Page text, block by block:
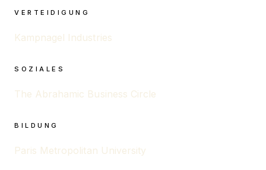
VERTEIDIGUNG
Kampnagel Industries
SOZIALES
The Abrahamic Business Circle
BILDUNG
Paris Metropolitan University